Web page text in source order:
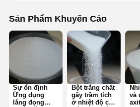
Tham Quan
Nhà Máy
Kiểm Soát
Chất Lượng
Yêu Cầu Báo
Giá
Sản Phẩm Khuyến Cáo
Sự ổn định
Ứng dụng
lắng đọng
Bột trắng chất
gây trầm tích
ở nhiệt độ cao
và